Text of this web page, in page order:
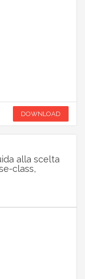
DOWNLOAD
alla scelta
class,